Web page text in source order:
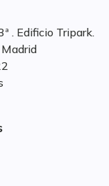
. Edificio Tripark.